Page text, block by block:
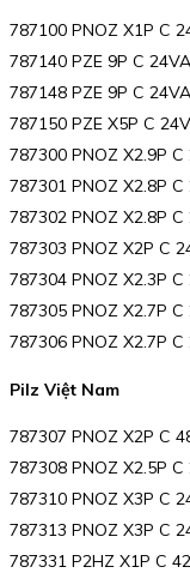
787100 PNOZ X1P C
787140 PZE 9P C
787148 PZE 9P C
787150 PZE X5P C
787300 PNOZ X2.9P
787301 PNOZ X2.8P
787302 PNOZ X2.8P
787303 PNOZ X2P C
787304 PNOZ X2.3P
787305 PNOZ X2.7P
787306 PNOZ X2.7P
Pilz Việt Nam
787307 PNOZ X2P C
787308 PNOZ X2.5P
787310 PNOZ X3P C
787313 PNOZ X3P C
787331 P2HZ X1P C